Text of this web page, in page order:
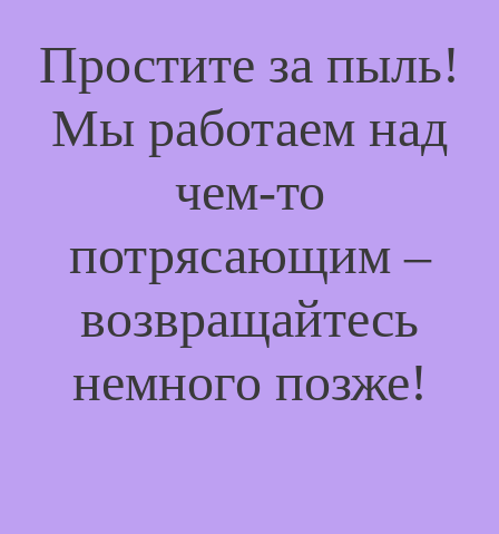
Простите за пыль!
Мы работаем над
чем-то
потрясающим –
возвращайтесь
немного позже!